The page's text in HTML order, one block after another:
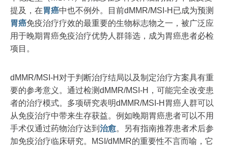
提及，在胃癌中也不例外。目前dMMR/MSI-H已成为预测
胃癌免疫治疗疗效的最重要的生物标志物之一，被广泛应
用于晚期胃癌免疫治疗优势人群筛选，成为胃癌患者必检
项目。
dMMR/MSI-H对于判断治疗结局以及制定治疗方案具有重
要的参考意义。通过检测dMMR/MSI-H，可能完全改变患
者的治疗模式。多项研究表明dMMR/MSI-H胃癌人群可以
从免疫治疗中带来生存获益。例如晚期胃癌患者可以不用
手术仅通过药物治疗达到 治愈。另有指南推荐患者术后参
加免疫治疗临床研究。MSI/dMMR的重要性不言而喻，它